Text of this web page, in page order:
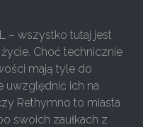
– wszystko tutaj jest
Choć technicznie
mają tyle do
uwzględnić ich na
Rethymno to miasta
swoich zaułkach z